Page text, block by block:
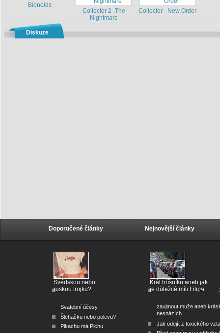
Bionoids
Collector 2 -The
Nightmare
Collector - New Order
Diskuze
Doporučené články
Švédskou nebo
ruskou trojku?
Svatební účesy
Šlehačku nebo polevu?
Pikachu má Pichu
Nejnovější články
Král hříšníků aneb jak
je důležité míti Filipa
zaujmout muže aneb
nesnázích
Jak odejít z toxického